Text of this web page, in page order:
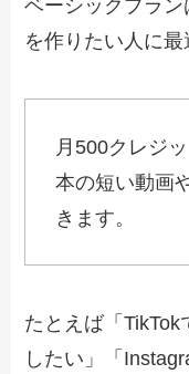
ベーシックプラ
を作りたい人に最
月500クレジ
本の短い動画
きます。
たとえば「
したい」「